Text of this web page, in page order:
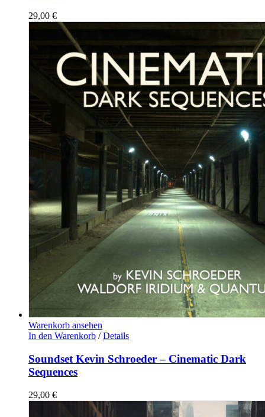
29,00 €
Warenkorb ansehen
In den Warenkorb / Details
Soundset Kevin Schroeder – Cinematic Dark
Sequences
29,00 €